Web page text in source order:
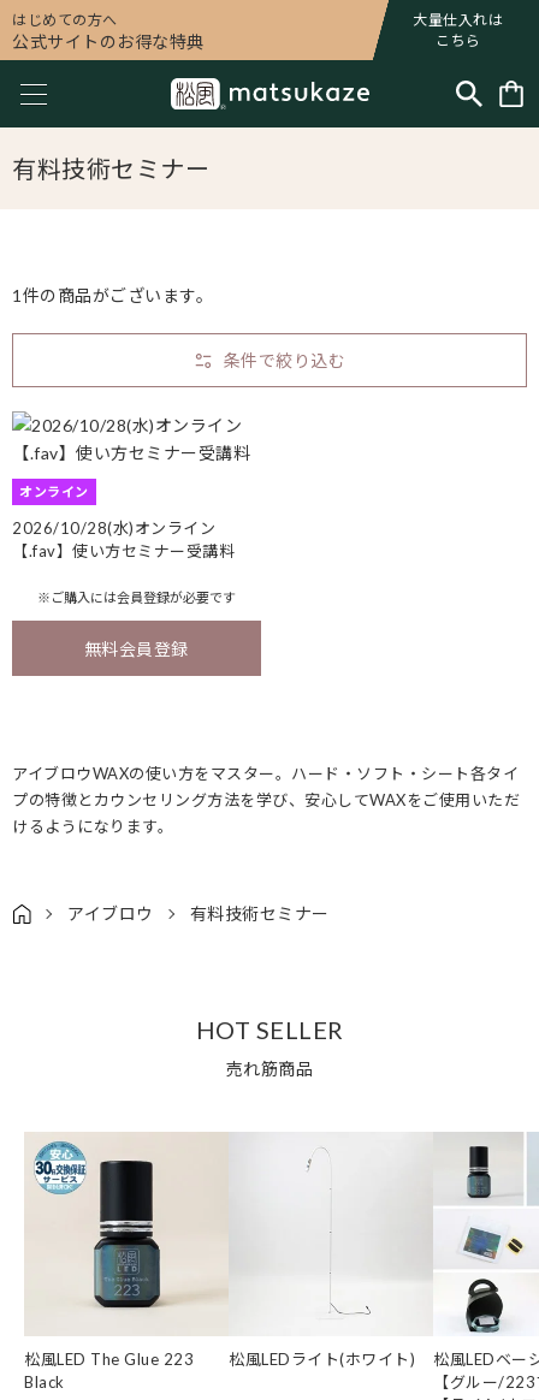
はじめての方へ
公式サイトのお得な特典
大量仕入れは
こちら
有料技術セミナー
1件の商品がございます。
条件で絞り込む
オンライン
2026/10/28(水)オンライン
【.fav】使い方セミナー受講料
※ご購入には会員登録が必要です
無料会員登録
アイブロウWAXの使い方をマスター。ハード・ソフト・シート各タイ
プの特徴とカウンセリング方法を学び、安心してWAXをご使用いただ
けるようになります。
アイブロウ 有料技術セミナー
HOT SELLER
売れ筋商品
松風LED The Glue 223
Black
松風LEDライト(ホワイト)
松風LEDベー
【グルー/